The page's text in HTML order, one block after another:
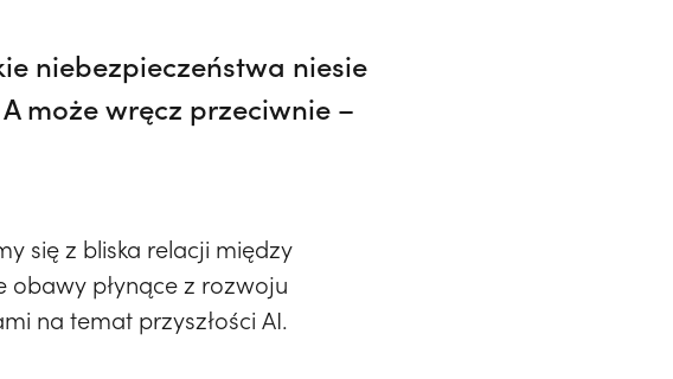
niebezpieczeństwa niesie
może wręcz przeciwnie –
się z bliska relacji między
płynące z rozwoju
na temat przyszłości AI.